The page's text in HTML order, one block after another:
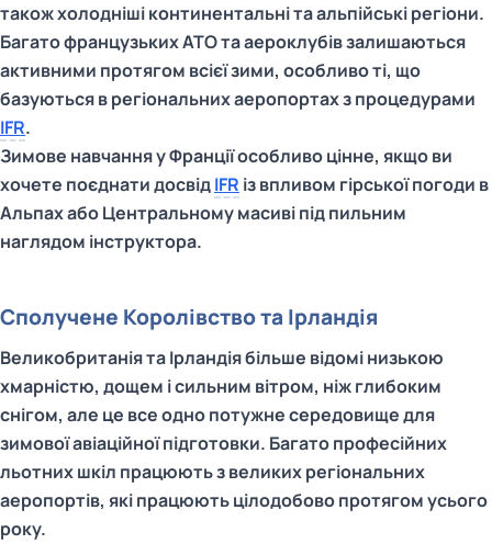
також холодніші континентальні та альпійські регіони.
Багато французьких ATO та аероклубів залишаються
активними протягом всієї зими, особливо ті, що
базуються в регіональних аеропортах з процедурами
IFR.
Зимове навчання у Франції особливо цінне, якщо ви
хочете поєднати досвідIFR із впливом гірської погоди в
Альпах або Центральному масиві під пильним
наглядом інструктора.
Сполучене Королівство та Ірландія
Великобританія та Ірландія більше відомі низькою
хмарністю, дощем і сильним вітром, ніж глибоким
снігом, але це все одно потужне середовище для
зимової авіаційної підготовки. Багато професійних
льотних шкіл працюють з великих регіональних
аеропортів, які працюють цілодобово протягом усього
року.